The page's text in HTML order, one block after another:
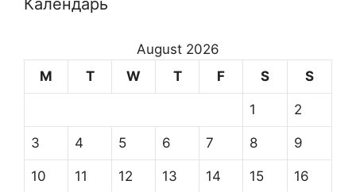
Календарь
August 2026
M
T W T F S S
1 2
3 4 5 6 7 8 9
10 11 12 13 14 15 16